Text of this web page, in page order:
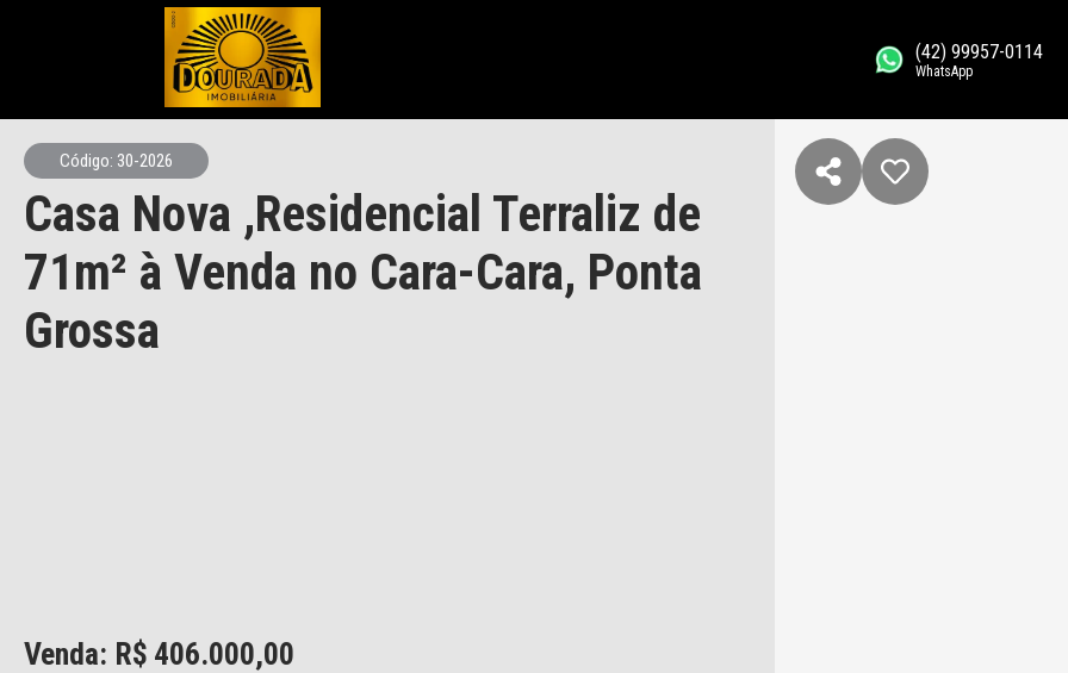
(42) 99957-0114
WhatsApp
Código: 30-2026
Casa Nova ,Residencial Terraliz de
71m² à Venda no Cara-Cara, Ponta
Grossa
Venda: R$ 406.000,00